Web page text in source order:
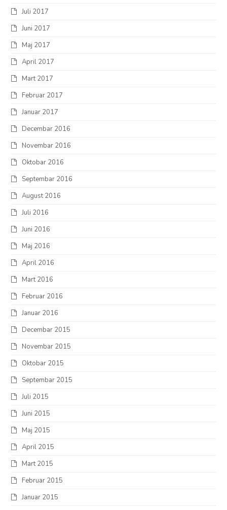
Juli 2017
Juni 2017
Maj 2017
April 2017
Mart 2017
Februar 2017
Januar 2017
Decembar 2016
Novembar 2016
Oktobar 2016
Septembar 2016
August 2016
Juli 2016
Juni 2016
Maj 2016
April 2016
Mart 2016
Februar 2016
Januar 2016
Decembar 2015
Novembar 2015
Oktobar 2015
Septembar 2015
Juli 2015
Juni 2015
Maj 2015
April 2015
Mart 2015
Februar 2015
Januar 2015